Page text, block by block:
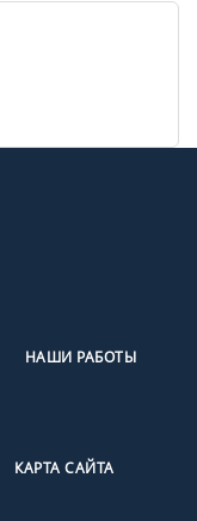
НАШИ РАБОТЫ
КАРТА САЙТА